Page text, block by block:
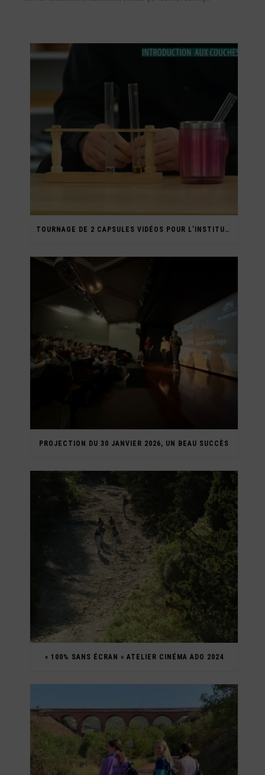
TOURNAGE DE 2 CAPSULES VIDÉOS POUR L’INSTITUT SUPÉRIEUR MARIA MONTESSORI
PROJECTION DU 30 JANVIER 2026, UN BEAU SUCCÈS
« 100% SANS ÉCRAN » ATELIER CINÉMA ADO 2024